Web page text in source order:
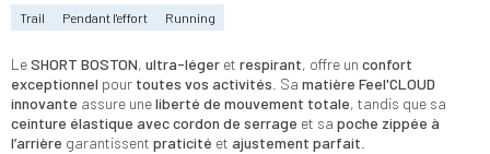
Trail Pendant l'effort Running
LeSHORT BOSTON, ultra-léger et respirant, offre un confort
exceptionnel pour toutes vos activités . Sa matière Feel'CLOUD
innovante assure uneliberté de mouvement totale, tandis que sa
ceinture élastique avec cordon de serrage et sa poche zippée à
l’arrière garantissent praticité et ajustement parfait